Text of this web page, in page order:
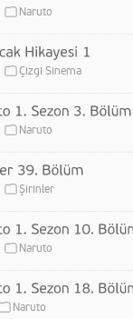
Naruto
Çizgi Sinema
Naruto
Şirinler
Naruto
Naruto